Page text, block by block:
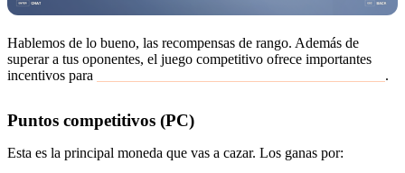
Hablemos de lo bueno, las recompensas de rango. Además de
superar a tus oponentes, el juego competitivo ofrece importantes
incentivos para
.
Puntos competitivos (PC)
Esta es la principal moneda que vas a cazar. Los ganas por: